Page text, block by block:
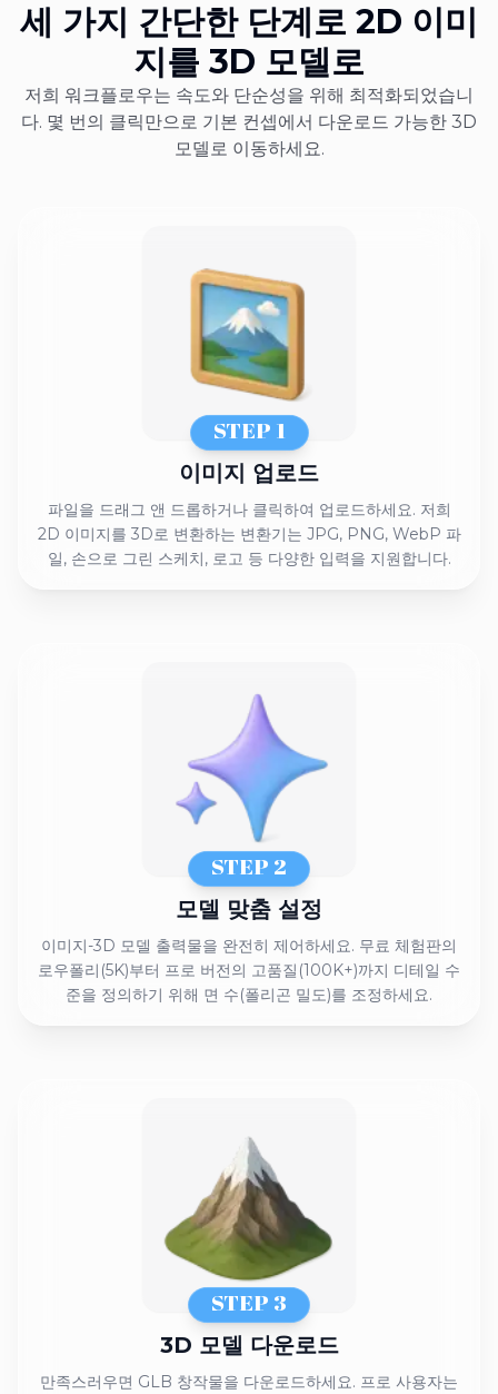
세 가지 간단한 단계로 2D 이미
지를 3D 모델로
저희 워크플로우는 속도와 단순성을 위해 최적화되었습니
다. 몇 번의 클릭만으로 기본 컨셉에서 다운로드 가능한 3D
모델로 이동하세요.
STEP 1
이미지 업로드
파일을 드래그 앤 드롭하거나 클릭하여 업로드하세요. 저희
2D 이미지를 3D로 변환하는 변환기는 JPG, PNG, WebP 파
일, 손으로 그린 스케치, 로고 등 다양한 입력을 지원합니다.
STEP 2
모델 맞춤 설정
이미지-3D 모델 출력물을 완전히 제어하세요. 무료 체험판의
로우폴리(5K)부터 프로 버전의 고품질(100K+)까지 디테일 수
준을 정의하기 위해 면 수(폴리곤 밀도)를 조정하세요.
STEP 3
3D 모델 다운로드
만족스러우면 GLB 창작물을 다운로드하세요. 프로 사용자는